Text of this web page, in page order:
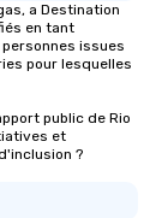
a Destination
en tant
issues
pour lesquelles
public de Rio
et
?